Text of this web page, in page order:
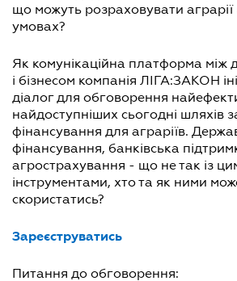
що можуть розраховувати аграрії
умовах?
Як комунікаційна платформа між
і бізнесом компанія ЛІГА:ЗАКОН
діалог для обговорення
найдоступніших сьогодні шляхів
фінансування для аграріїв.
фінансування, банківська
агрострахування - що не так із
інструментами, хто та як ними
скористатись?
Зареєструватись
Питання до обговорення: